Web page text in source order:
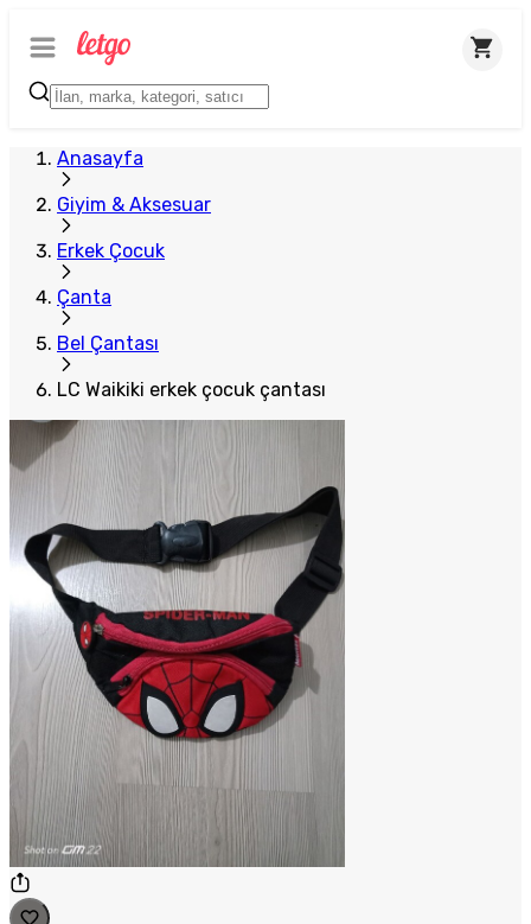
Anasayfa
Giyim & Aksesuar
Erkek Çocuk
Çanta
Bel Çantası
LC Waikiki erkek çocuk çantası